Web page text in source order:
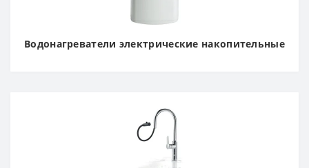
Водонагреватели электрические накопительные